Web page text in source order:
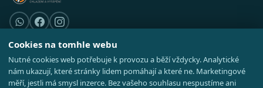
© 2026 Stavební středisko s.r.o. · IČO 08521514 ·Poradna·Kde působíme
·Realizace
GDPR ·Cookies·Nastavení cookies·Mapa webu
Cookies na tomhle webu
Nutné cookies web potřebuje k provozu a běží vždycky. Analytické
nám ukazují, které stránky lidem pomáhají a které ne. Marketingové
měří, jestli má smysl inzerce. Bez vašeho souhlasu nespustíme ani